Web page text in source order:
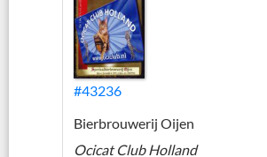
#43236
Bierbrouwerij Oijen
Ocicat Club Holland